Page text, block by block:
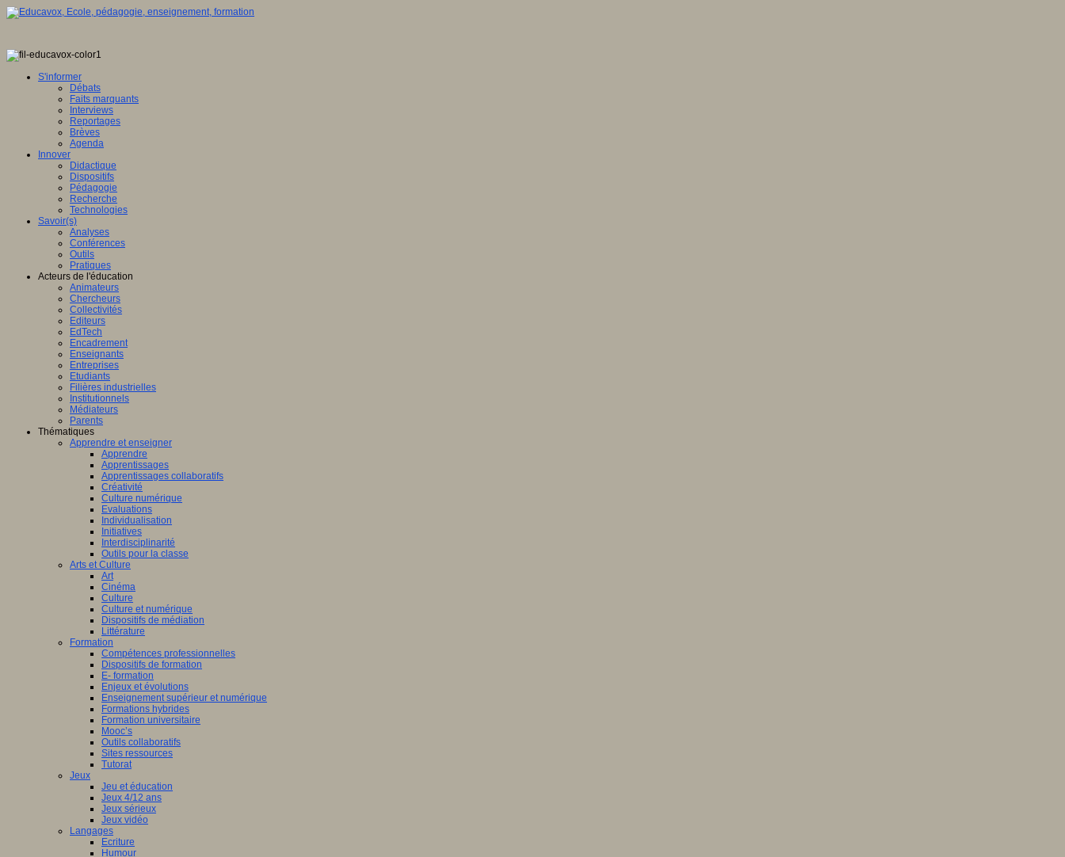
S'informer
Débats
Faits marquants
Interviews
Reportages
Brèves
Agenda
Innover
Didactique
Dispositifs
Pédagogie
Recherche
Technologies
Savoir(s)
Analyses
Conférences
Outils
Pratiques
Acteurs de l'éducation
Animateurs
Chercheurs
Collectivités
Editeurs
EdTech
Encadrement
Enseignants
Entreprises
Etudiants
Filières industrielles
Institutionnels
Médiateurs
Parents
Thématiques
Apprendre et enseigner
Apprendre
Apprentissages
Apprentissages collaboratifs
Créativité
Culture numérique
Evaluations
Individualisation
Initiatives
Interdisciplinarité
Outils pour la classe
Arts et Culture
Art
Cinéma
Culture
Culture et numérique
Dispositifs de médiation
Littérature
Formation
Compétences professionnelles
Dispositifs de formation
E- formation
Enjeux et évolutions
Enseignement supérieur et numérique
Formations hybrides
Formation universitaire
Mooc’s
Outils collaboratifs
Sites ressources
Tutorat
Jeux
Jeu et éducation
Jeux 4/12 ans
Jeux sérieux
Jeux vidéo
Langages
Ecriture
Humour